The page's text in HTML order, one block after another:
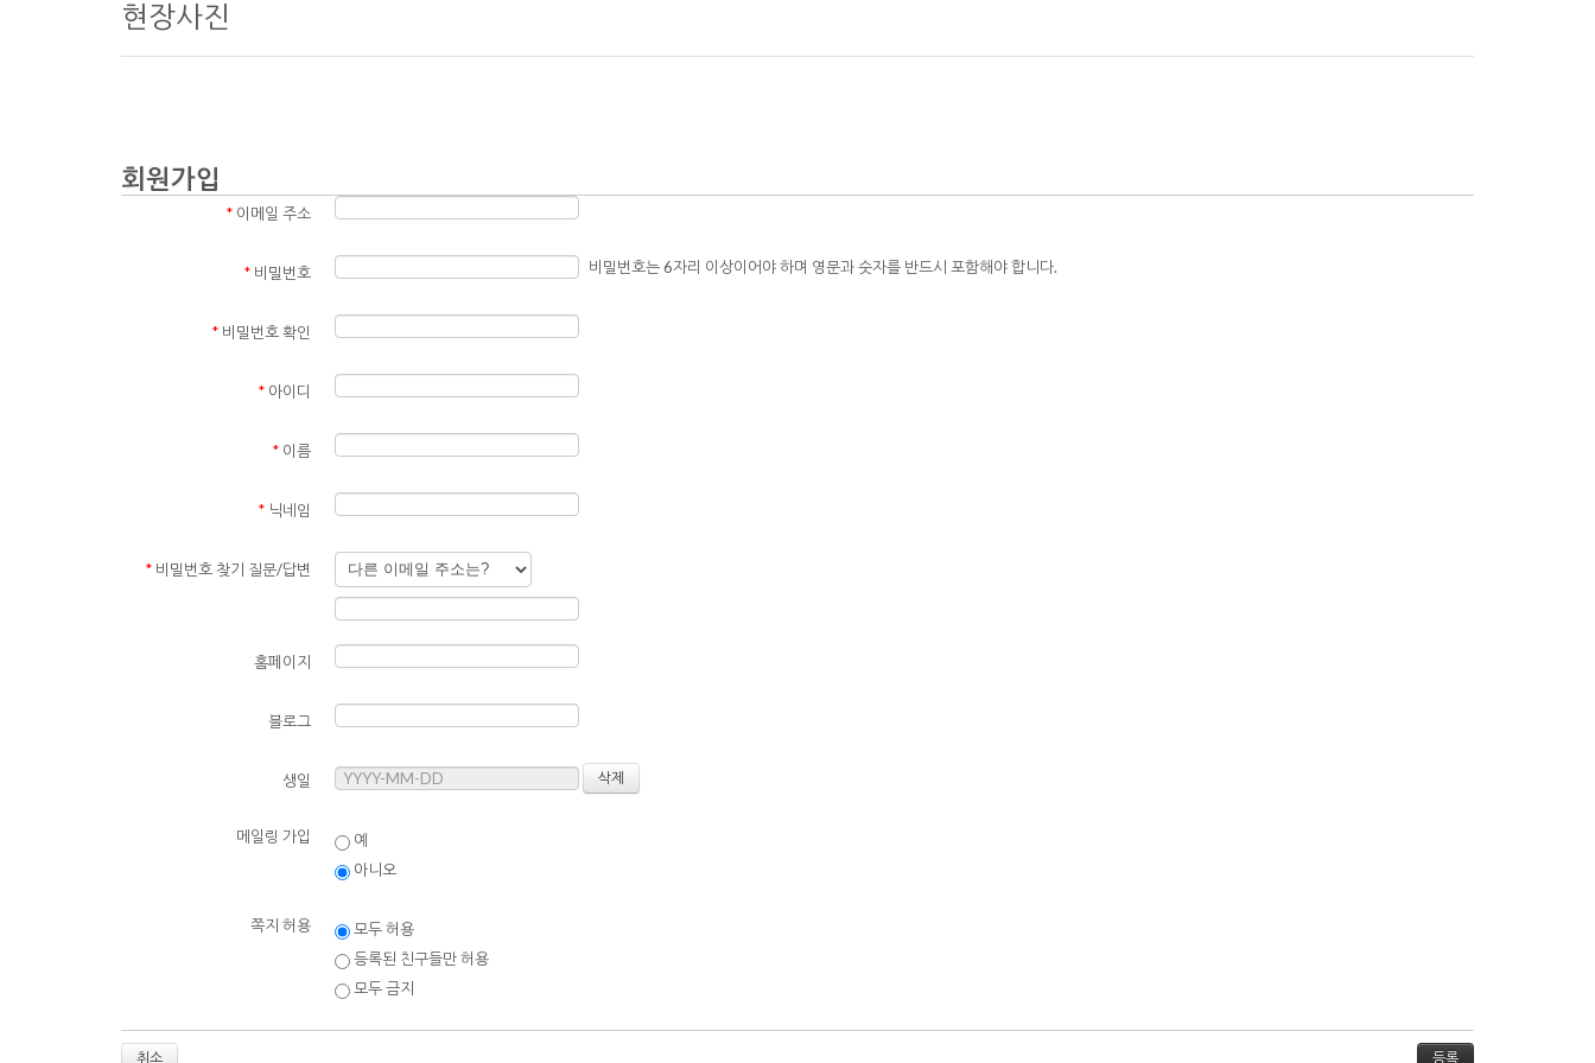
현장사진
회원가입
* 이메일 주소
* 비밀번호 비밀번호는 6자리 이상이어야 하며 영문과 숫자를 반드시 포함해야 합니다.
* 비밀번호 확인
* 아이디
* 이름
* 닉네임
* 비밀번호 찾기 질문/답변
홈페이지
블로그
생일
메일링 가입
예
아니오
쪽지 허용
모두 허용
등록된 친구들만 허용
모두 금지
취소